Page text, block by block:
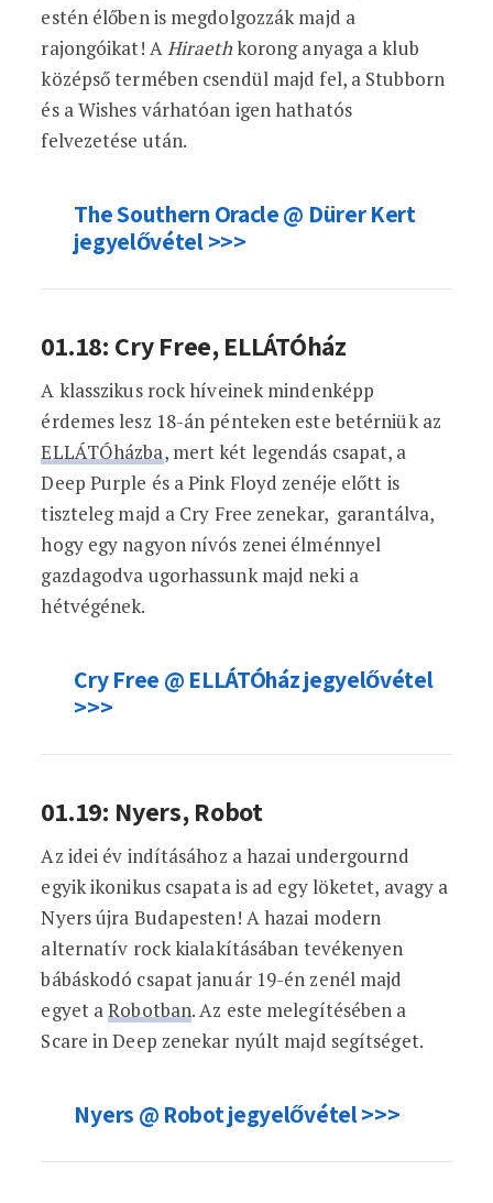
estén élőben is megdolgozzák majd a
rajongóikat! AHiraethkorong anyaga a klub
középső termében csendül majd fel, a Stubborn
és a Wishes várhatóan igen hathatós
felvezetése után.
The Southern Oracle @ Dürer Kert
jegyelővétel >>>
01.18: Cry Free, ELLÁTÓház
A klasszikus rock híveinek mindenképp
érdemes lesz 18-án pénteken este betérniük az
ELLÁTÓházba, mert két legendás csapat, a
Deep Purple és a Pink Floyd zenéje előtt is
tiszteleg majd a Cry Free zenekar, garantálva,
hogy egy nagyon nívós zenei élménnyel
gazdagodva ugorhassunk majd neki a
hétvégének.
Cry Free @ ELLÁTÓház jegyelővétel
>>>
01.19: Nyers, Robot
Az idei év indításához a hazai undergournd
egyik ikonikus csapata is ad egy löketet, avagy a
Nyers újra Budapesten! A hazai modern
alternatív rock kialakításában tevékenyen
bábáskodó csapat január 19-én zenél majd
egyet aRobotban. Az este melegítésében a
Scare in Deep zenekar nyúlt majd segítséget.
Nyers @ Robot jegyelővétel >>>